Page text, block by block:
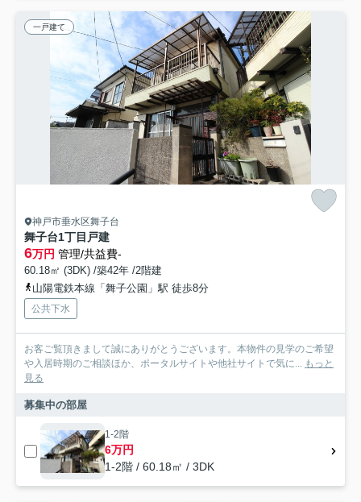
一戸建て
神戸市垂水区舞子台
舞子台1丁目戸建
6万円 管理/共益費-
60.18㎡ (3DK) /築42年 /2階建
山陽電鉄本線「舞子公園」駅 徒歩8分
公共下水
お客ご覧頂きまして誠にありがとうございます。本物件の見学のご希望
や入居時期のご相談ほか、ポータルサイトや他社サイトで気に... もっと
見る
募集中の部屋
1-2階
6万円
1-2階 / 60.18㎡ / 3DK